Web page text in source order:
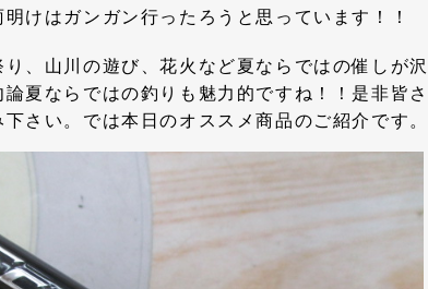
けはガンガン行ったろうと思っています！！
、山川の遊び、花火など夏ならではの催しが沢
夏ならではの釣りも魅力的ですね！！是非皆
さい。では本日のオススメ商品のご紹介です。